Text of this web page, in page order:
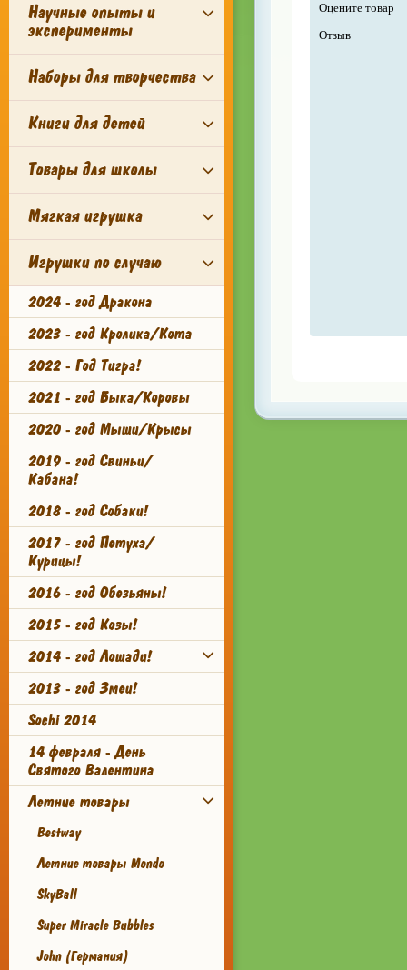
Научные опыты и
эксперименты
Наборы для творчества
Книги для детей
Товары для школы
Мягкая игрушка
Игрушки по случаю
2024 - год Дракона
2023 - год Кролика/Кота
2022 - Год Тигра!
2021 - год Быка/Коровы
2020 - год Мыши/Крысы
2019 - год Свиньи/
Кабана!
2018 - год Собаки!
2017 - год Петуха/
Курицы!
2016 - год Обезьяны!
2015 - год Козы!
2014 - год Лошади!
2013 - год Змеи!
Sochi 2014
14 февраля - День
Святого Валентина
Летние товары
Bestway
Летние товары Mondo
SkyBall
Super Miracle Bubbles
John (Германия)
Оцените товар
Отзыв